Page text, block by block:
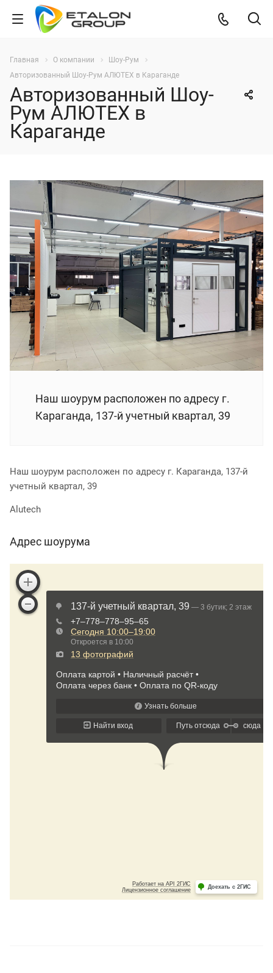
Главная О компании
Шоу-Рум
Авторизованный Шоу-Рум АЛЮТЕХ в Караганде
Авторизованный Шоу-
Рум АЛЮТЕХ в
Караганде
Наш шоурум расположен по адресу г.
Караганда, ​​​137-й учетный квартал, 39
Наш шоурум расположен по адресу г. Караганда, 137-й
учетный квартал, 39
Alutech
Адрес шоурума